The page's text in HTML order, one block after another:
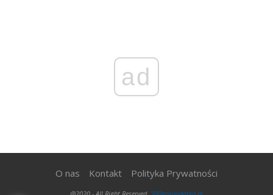
ad
O nas Kontakt Polityka Prywatności
@2020 - All Right Reserved. 300gospodarka.pl